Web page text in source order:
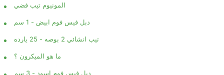
المونيوم تيب فضي
دبل فيس فوم ابيض - 1 سم
تيب انشائي 2 بوصه - 25 يارده
ما هو الميكرون ؟
دبل فيس فوم اسود - 3 سم